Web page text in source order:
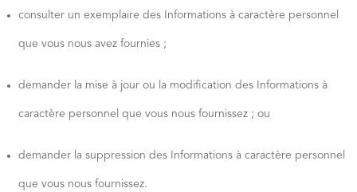
consulter un exemplaire des Informations à caractère personnel
que vous nous avez fournies ;
demander la mise à jour ou la modification des Informations à
caractère personnel que vous nous fournissez ; ou
demander la suppression des Informations à caractère personnel
que vous nous fournissez.